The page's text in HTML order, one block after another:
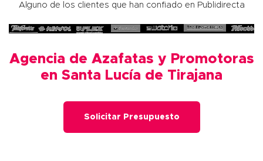
Alguno de los clientes que han confiado en Publidirecta
Agencia de Azafatas y Promotoras
en Santa Lucía de Tirajana
Solicitar Presupuesto